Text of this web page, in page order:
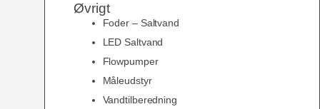
Øvrigt
Foder – Saltvand
LED Saltvand
Flowpumper
Måleudstyr
Vandtilberedning